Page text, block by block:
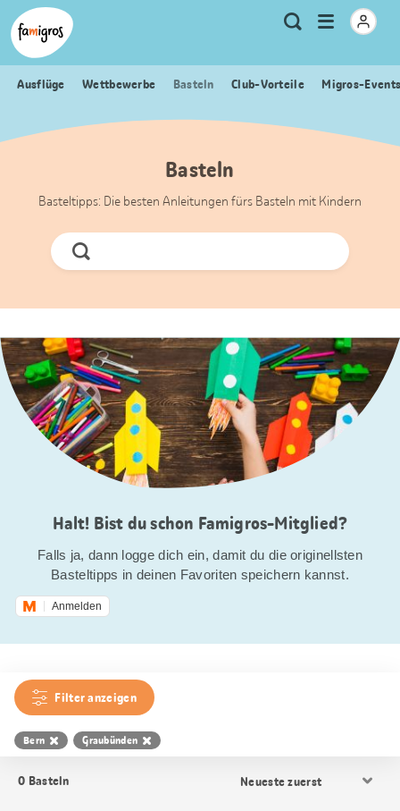
Sprungmarken
Navigation
Header
Logo
Meta
Navigation
Suche
Menu
öffnen
Ausflüge Wettbewerbe Basteln Club-Vorteile Migros-
Basteln
Basteltipps: Die besten Anleitungen fürs Basteln mit Kindern
Jetzt
Suchen
Halt! Bist du schon Famigros-Mitglied?
Falls ja, dann logge dich ein, damit du die originellsten
Basteltipps in deinen Favoriten speichern kannst.
Anmelden
Filter anzeigen
Bern Graubünden
0 Basteln
Sortierung